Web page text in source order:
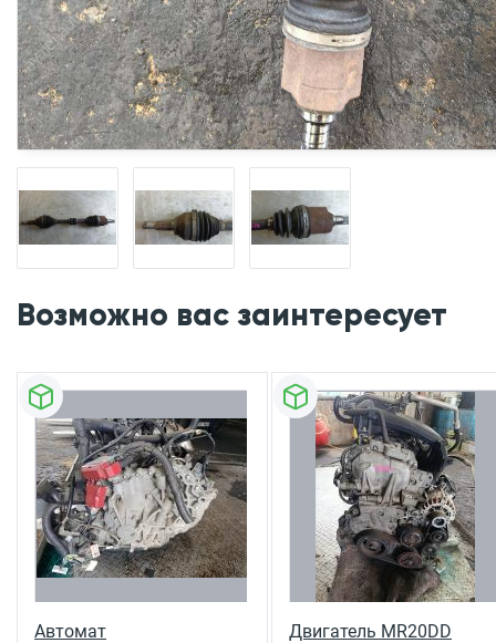
Возможно вас заинтересует
Автомат Двигатель MR20DD